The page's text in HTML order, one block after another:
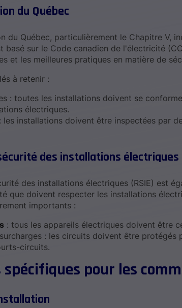
du Québec
du Québec, particulièrement le Chapitre V,
basé sur le Code canadien de l'électricité
et les meilleures pratiques en matière de
à retenir :
: toutes les installations doivent se
électriques.
: les installations doivent être inspectées par
des installations électriques
des installations électriques (RSIE) est
que doivent respecter les installations
importants :
: tous les appareils électriques doivent être
: les circuits doivent être
circuits.
spécifiques pour les